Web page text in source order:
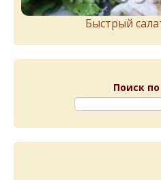
Быстрый
Поиск